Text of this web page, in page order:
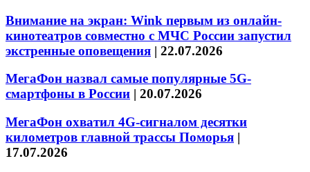
Внимание на экран: Wink первым из онлайн-
кинотеатров совместно с МЧС России запустил
экстренные оповещения | 22.07.2026
МегаФон назвал самые популярные 5G-
смартфоны в России | 20.07.2026
МегаФон охватил 4G-сигналом десятки
километров главной трассы Поморья |
17.07.2026